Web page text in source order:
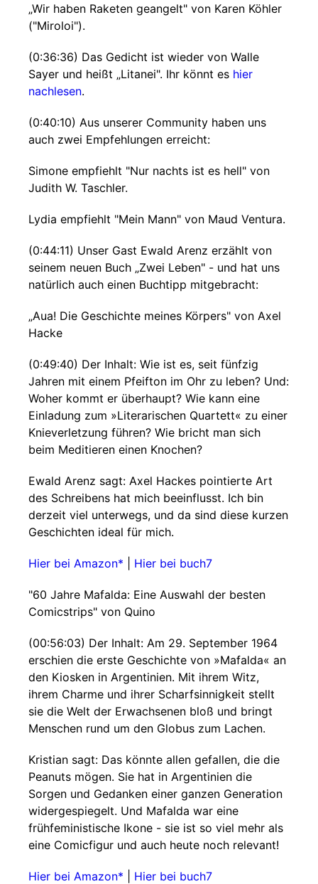
„Wir haben Raketen geangelt" von Karen Köhler
("Miroloi").
(0:36:36) Das Gedicht ist wieder von Walle
Sayer und heißt „Litanei". Ihr könnt es hier
nachlesen.
(0:40:10) Aus unserer Community haben uns
auch zwei Empfehlungen erreicht:
Simone empfiehlt "Nur nachts ist es hell" von
Judith W. Taschler.
Lydia empfiehlt "Mein Mann" von Maud Ventura.
(0:44:11) Unser Gast Ewald Arenz erzählt von
seinem neuen Buch „Zwei Leben" - und hat uns
natürlich auch einen Buchtipp mitgebracht:
„Aua! Die Geschichte meines Körpers" von Axel
Hacke
(0:49:40) Der Inhalt: Wie ist es, seit fünfzig
Jahren mit einem Pfeifton im Ohr zu leben? Und:
Woher kommt er überhaupt? Wie kann eine
Einladung zum »Literarischen Quartett« zu einer
Knieverletzung führen? Wie bricht man sich
beim Meditieren einen Knochen?
Ewald Arenz sagt: Axel Hackes pointierte Art
des Schreibens hat mich beeinflusst. Ich bin
derzeit viel unterwegs, und da sind diese kurzen
Geschichten ideal für mich.
Hier bei Amazon* Hier bei buch7
"60 Jahre Mafalda: Eine Auswahl der besten
Comicstrips" von Quino
(00:56:03) Der Inhalt: Am 29. September 1964
erschien die erste Geschichte von »Mafalda« an
den Kiosken in Argentinien. Mit ihrem Witz,
ihrem Charme und ihrer Scharfsinnigkeit stellt
sie die Welt der Erwachsenen bloß und bringt
Menschen rund um den Globus zum Lachen.
Kristian sagt: Das könnte allen gefallen, die die
Peanuts mögen. Sie hat in Argentinien die
Sorgen und Gedanken einer ganzen Generation
widergespiegelt. Und Mafalda war eine
frühfeministische Ikone - sie ist so viel mehr als
eine Comicfigur und auch heute noch relevant!
Hier bei Amazon* Hier bei buch7